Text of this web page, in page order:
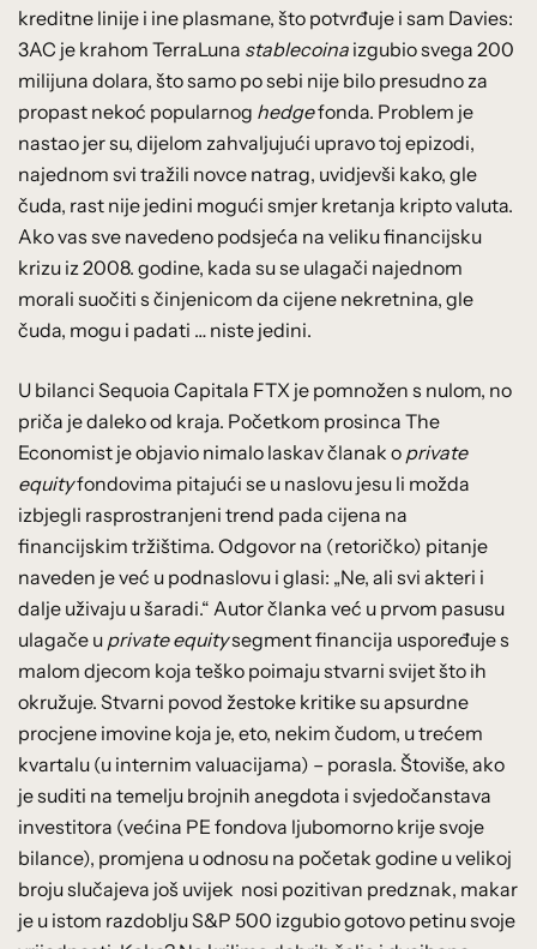
kreditne linije i ine plasmane, što potvrđuje i sam Davies:
3AC je krahom TerraLuna stablecoina izgubio svega 200
milijuna dolara, što samo po sebi nije bilo presudno za
propast nekoć popularnog hedgefonda. Problem je
nastao jer su, dijelom zahvaljujući upravo toj epizodi,
najednom svi tražili novce natrag, uvidjevši kako, gle
čuda, rast nije jedini mogući smjer kretanja kripto valuta.
Ako vas sve navedeno podsjeća na veliku financijsku
krizu iz 2008. godine, kada su se ulagači najednom
morali suočiti s činjenicom da cijene nekretnina, gle
čuda, mogu i padati … niste jedini.
U bilanci Sequoia Capitala FTX je pomnožen s nulom, no
priča je daleko od kraja. Početkom prosinca The
Economist je objavio nimalo laskav članak o private
equityfondovima pitajući se u naslovu jesu li možda
izbjegli rasprostranjeni trend pada cijena na
financijskim tržištima. Odgovor na (retoričko) pitanje
naveden je već u podnaslovu i glasi: „Ne, ali svi akteri i
dalje uživaju u šaradi.“ Autor članka već u prvom pasusu
ulagače u private equitysegment financija uspoređuje s
malom djecom koja teško poimaju stvarni svijet što ih
okružuje. Stvarni povod žestoke kritike su apsurdne
procjene imovine koja je, eto, nekim čudom, u trećem
kvartalu (u internim valuacijama) – porasla. Štoviše, ako
je suditi na temelju brojnih anegdota i svjedočanstava
investitora (većina PE fondova ljubomorno krije svoje
bilance), promjena u odnosu na početak godine u velikoj
broju slučajeva još uvijek nosi pozitivan predznak, makar
je u istom razdoblju S&P 500 izgubio gotovo petinu svoje